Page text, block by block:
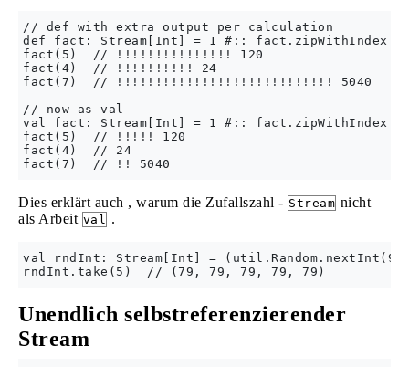
// def with extra output per calculation
def fact: Stream[Int] = 1 #::
fact(5)  // !!!!!!!!!!!!!!! 120
fact(4)  // !!!!!!!!!! 24
fact(7)  // !!!!!!!!!!!!!!!!!!!!!!!!!!!! 5040
// now as val
val fact: Stream[Int] = 1 #::
fact(5)  // !!!!! 120
fact(4)  // 24
Dies erklärt auch , warum die Zufallszahl - Stream nicht
als Arbeit val .
val rndInt: Stream[Int] =
Unendlich selbstreferenzierender
Stream